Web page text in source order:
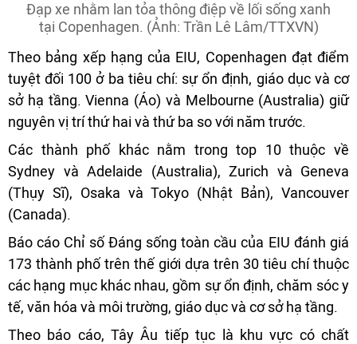
Đạp xe nhằm lan tỏa thông điệp về lối sống xanh
tại Copenhagen. (Ảnh: Trần Lê Lâm/TTXVN)
Theo bảng xếp hạng của EIU, Copenhagen đạt điểm
tuyệt đối 100 ở ba tiêu chí: sự ổn định, giáo dục và cơ
sở hạ tầng. Vienna (Áo) và Melbourne (Australia) giữ
nguyên vị trí thứ hai và thứ ba so với năm trước.
Các thành phố khác nằm trong top 10 thuộc về
Sydney và Adelaide (Australia), Zurich và Geneva
(Thụy Sĩ), Osaka và Tokyo (Nhật Bản), Vancouver
(Canada).
Báo cáo Chỉ số Đáng sống toàn cầu của EIU đánh giá
173 thành phố trên thế giới dựa trên 30 tiêu chí thuộc
các hạng mục khác nhau, gồm sự ổn định, chăm sóc y
tế, văn hóa và môi trường, giáo dục và cơ sở hạ tầng.
Theo báo cáo, Tây Âu tiếp tục là khu vực có chất